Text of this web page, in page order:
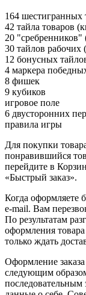
164 шестигранных
42 тайла товаров
20
30 тайлов рабочих
12 бонусных
4 маркера
8 фишек
9 кубиков
игровое поле
6 двусторонних
правила игры
Для покупки
понравившийся
перейдите в
«Быстрый заказ».
Когда оформляете
e-mail. Вам
По результатам
оформления
только ждать
Оформление
следующим
последовательным